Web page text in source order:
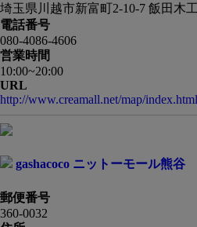
埼玉県川越市新富町2-10-7 飯田木
電話番号
080-4086-4606
営業時間
10:00~20:00
URL
http://www.creamall.net/map/index.html
gashacoco ニットーモール熊谷
郵便番号
360-0032